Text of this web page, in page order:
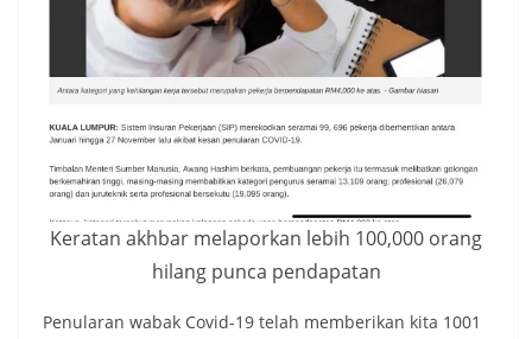
Keratan akhbar melaporkan lebih 100,000 orang
hilang punca pendapatan
Penularan wabak Covid-19 telah memberikan kita 1001